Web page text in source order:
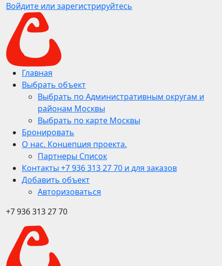
Войдите или зарегистрируйтесь
Главная
Выбрать объект
Выбрать по Административным округам и
районам Москвы
Выбрать по карте Москвы
Бронировать
О нас. Концепция проекта.
Партнеры Список
Контакты +7 936 313 27 70 и для заказов
Добавить объект
Авторизоваться
+7 936 313 27 70